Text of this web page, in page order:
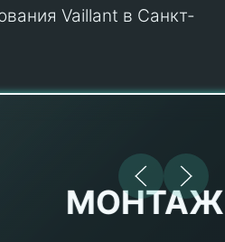
Vaillant в Санкт-